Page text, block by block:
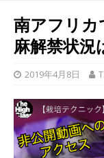
南アフリカ
麻解禁状況
2019年4月8日